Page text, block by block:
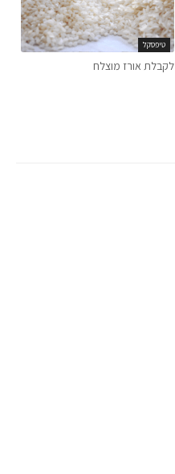
טיפסקל
לקבלת אורז מוצלח